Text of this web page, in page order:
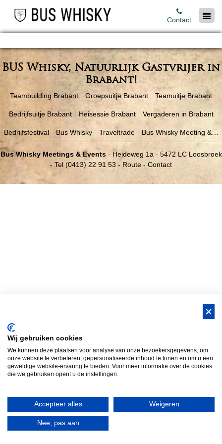
Contact
BUS Whisky, Natuurlijk Gastvrijer in
Brabant!
Teambuilding Brabant Groepsuitje Brabant Teamuitje Brabant
Bedrijfsuitje Brabant Heisessie Brabant Vergaderen in Brabant
Bedrijfsfestival Bus Whisky Traveltrade Bus Whisky Meeting &…
Bus Whisky Meetings & Events- Heideweg 1a - 5472 LC Loosbroek
- Tel (0413) 22 91 53 - Route - Contact
Wij gebruiken cookies
We kunnen deze plaatsen voor analyse van onze bezoekersgegevens, om
onze website te verbeteren, gepersonaliseerde inhoud te tonen en om u een
geweldige website-ervaring te bieden. Voor meer informatie over de cookies
die we gebruiken opent u de instellingen.
Accepteer alles Weigeren
Nee, pas aan